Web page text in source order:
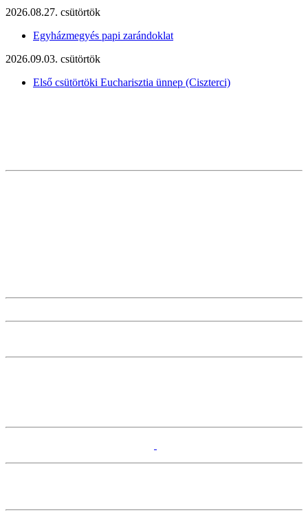
2026.08.27. csütörtök
Egyházmegyés papi zarándoklat
2026.09.03. csütörtök
Első csütörtöki Eucharisztia ünnep (Ciszterci)